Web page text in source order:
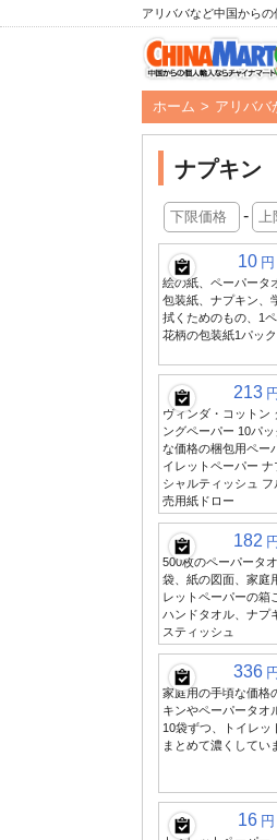
アリババなど中国から
ホーム > アリババ
ナプキン
-
10 円
絵の紙、ペーパータ
包装紙、ナプキン、
拭くためのもの、1
花柄の包装紙1パック
213 円
ヴィンダ・コットン
ングペーパー 10パ
な価格の梱包用ペー
イレットペーパー ナ
シャルティッシュ
売用紙ドロー
182 円
500枚のペーパータ
袋、紙の図面、家庭
レットペーパーの箱
ハンドタオル、ナプ
スティッシュ
336 円
家庭用の手頃な価格
キンやペーパータオ
10袋ずつ、トイレッ
まとめて濃くしてい
16 円